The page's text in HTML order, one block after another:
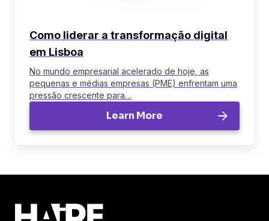
Como liderar a transformação digital
em Lisboa
No mundo empresarial acelerado de hoje, as
pequenas e médias empresas (PME) enfrentam uma
pressão crescente para…
Learn More